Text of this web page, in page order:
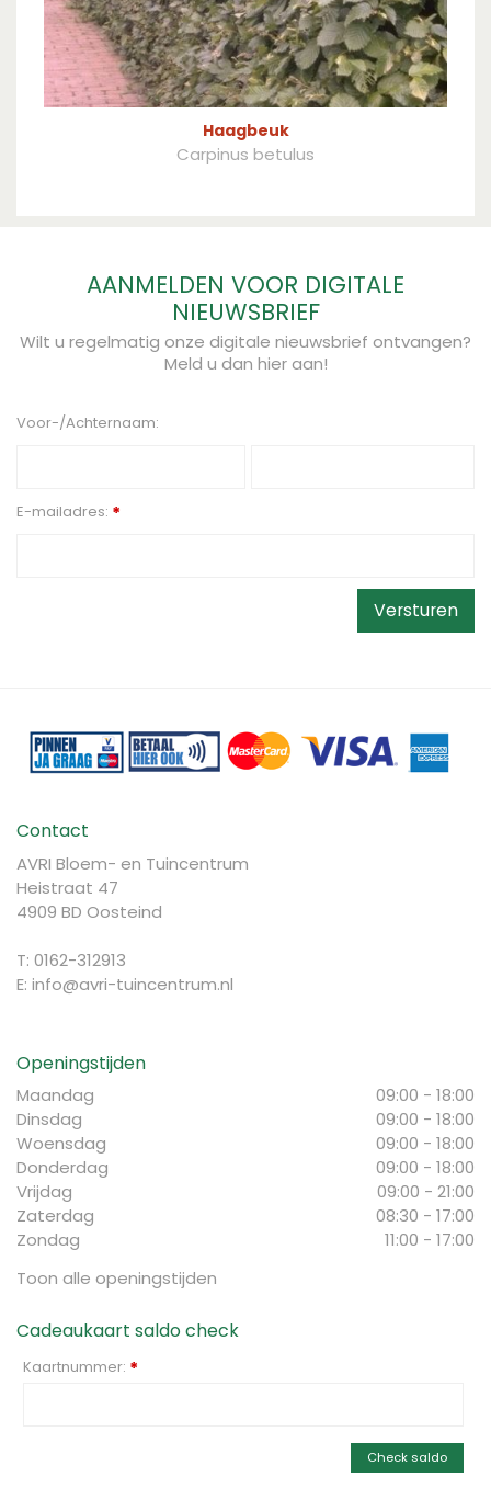
Haagbeuk
Carpinus betulus
AANMELDEN VOOR DIGITALE
NIEUWSBRIEF
Wilt u regelmatig onze digitale nieuwsbrief ontvangen?
Meld u dan hier aan!
Voor-/Achternaam:
E-mailadres: *
Contact
AVRI Bloem- en Tuincentrum
Heistraat 47
4909 BD Oosteind
T: 0162-312913
E: info@avri-tuincentrum.nl
Openingstijden
Maandag
09:00 - 18:00
Dinsdag
09:00 - 18:00
Woensdag
09:00 - 18:00
Donderdag
09:00 - 18:00
Vrijdag
09:00 - 21:00
Zaterdag
08:30 - 17:00
Zondag
11:00 - 17:00
Toon alle openingstijden
Cadeaukaart saldo check
Kaartnummer: *
Check saldo